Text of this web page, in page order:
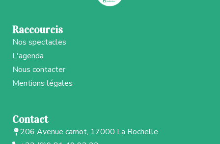
Raccourcis
Nos spectacles
L'agenda
Nous contacter
Mentions légales
Contact
206 Avenue carnot, 17000 La Rochelle